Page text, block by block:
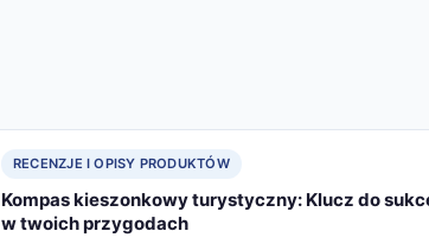
RECENZJE I OPISY PRODUKTÓW
Kompas kieszonkowy turystyczny: Klucz do
w twoich przygodach